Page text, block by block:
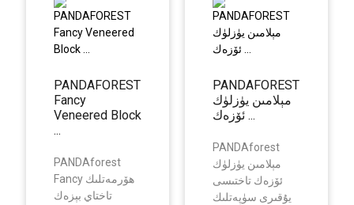
PANDAFOREST
Fancy
Veneered Block
...
PANDAforest
Fancy ھۆرمەتلىك
تاختاي بېزەك
PANDAFOREST
مېلامىن يۈزلۈك
ئۆزەك ...
PANDAforest
مېلامىن يۈزلۈك
ئۆزەك تاختىسى
يۇقىرى سۈپەتلىك